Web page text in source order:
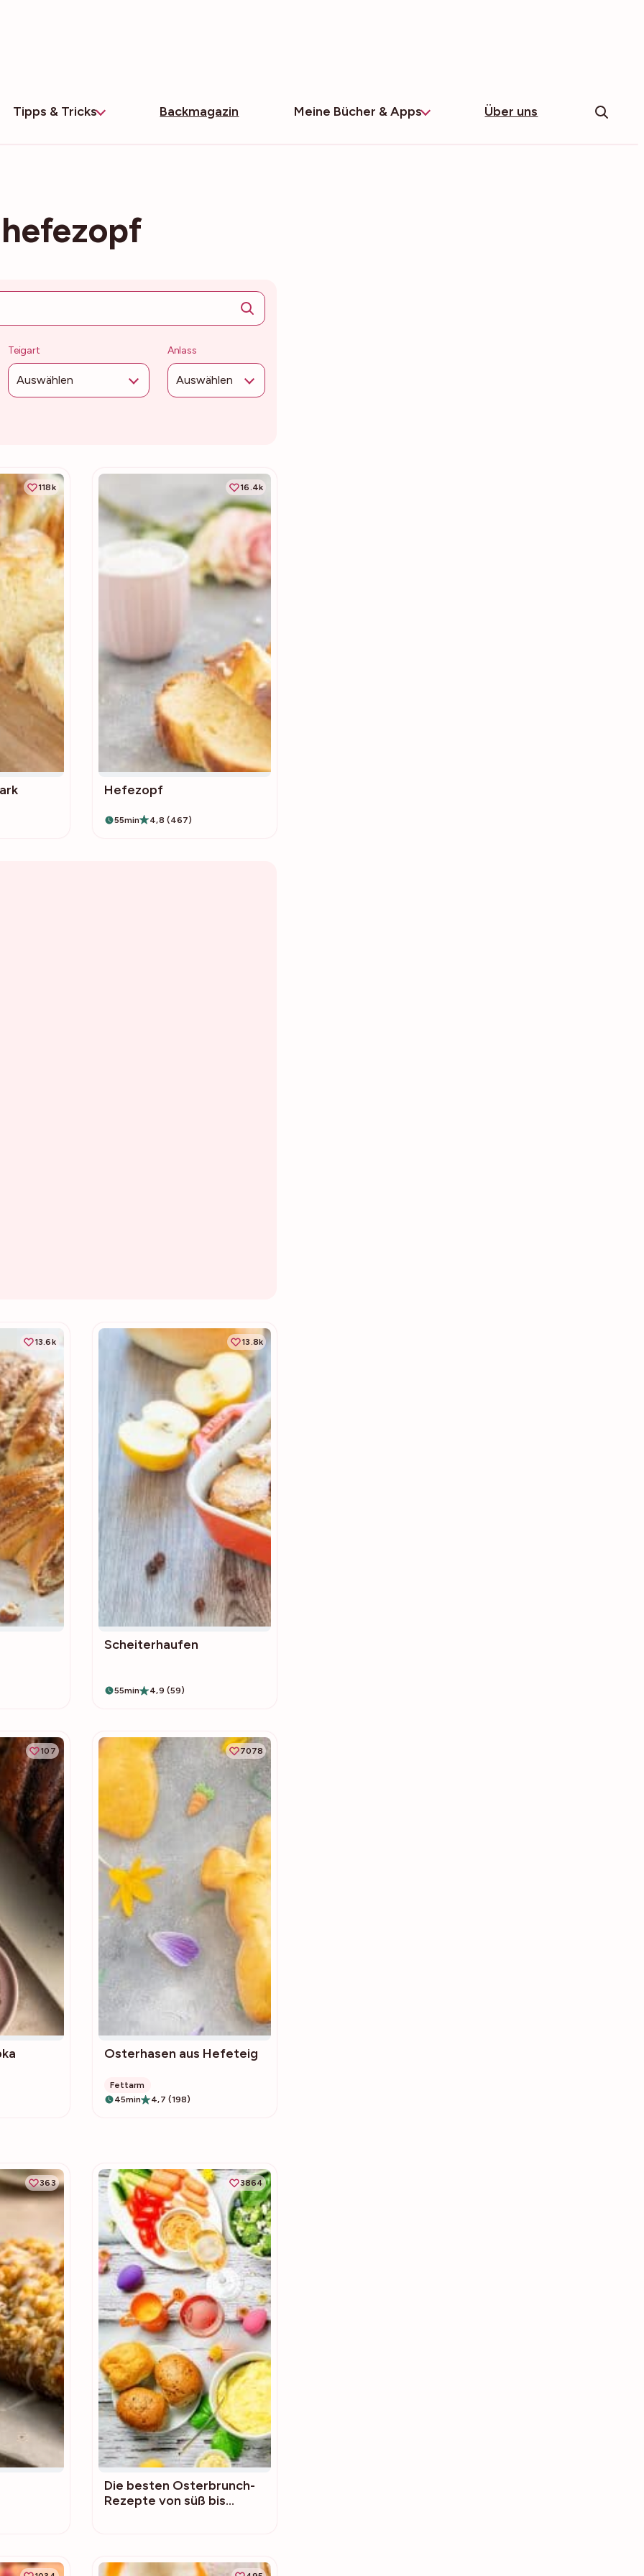
Tipps & Tricks Backmagazin Meine Bücher & Apps Über uns
Teigart
Auswählen
Anlass
Auswählen
118k 16.4k
Hefezopf
55min 4,8 (467)
13.6k 13.8k
Scheiterhaufen
55min 4,9 (59)
107 7078
Osterhasen aus Hefeteig
Fettarm
45min
4,7 (198)
363 3864
Die besten Osterbrunch-
Rezepte von süß bis